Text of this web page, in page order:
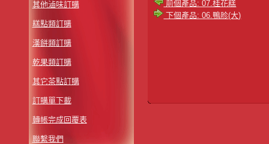
其他滷味訂購
糕點類訂購
漢餅類訂購
乾果類訂購
其它茶點訂購
訂購單下載
轉帳完成回覆表
聯繫我們
前個產品: 07.桂花糕
下個產品: 06.鴨胗(大)